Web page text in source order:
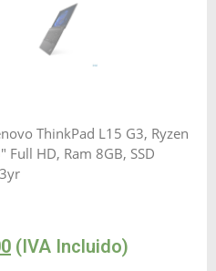
ThinkPad L15 G3, Ryzen
Full HD, Ram 8GB, SSD
(IVA Incluido)